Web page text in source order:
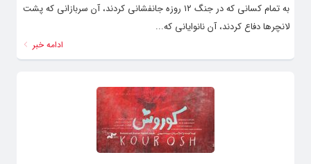
به تمام کسانی که در جنگ ۱۲ روزه جانفشانی کردند، آن سربازانی که پشت
لانچرها دفاع کردند، آن نانوایانی که...
ادامه خبر